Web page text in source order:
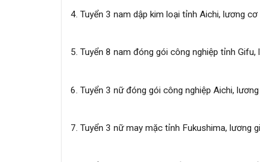
4. Tuyển 3 nam dập kim loại tỉnh Aichi, lương
5. Tuyển 8 nam đóng gói công nghiệp tỉnh
6. Tuyển 3 nữ đóng gói công nghiệp Aichi,
7. Tuyển 3 nữ may mặc tỉnh Fukushima, lương